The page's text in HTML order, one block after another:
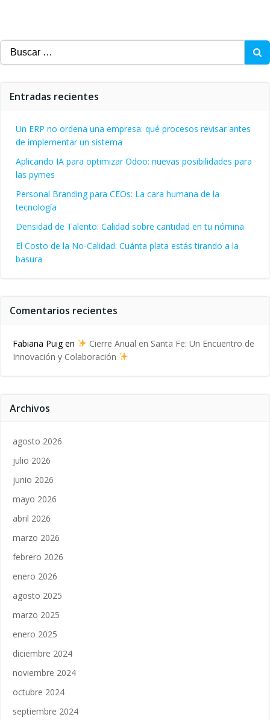
Buscar:
Entradas recientes
Un ERP no ordena una empresa: qué procesos revisar antes
de implementar un sistema
Aplicando IA para optimizar Odoo: nuevas posibilidades para
las pymes
Personal Branding para CEOs: La cara humana de la
tecnología
Densidad de Talento: Calidad sobre cantidad en tu nómina
El Costo de la No-Calidad: Cuánta plata estás tirando a la
basura
Comentarios recientes
Fabiana Puigen
Cierre Anual en Santa Fe: Un Encuentro de
Innovación y Colaboración
Archivos
agosto 2026
julio 2026
junio 2026
mayo 2026
abril 2026
marzo 2026
febrero 2026
enero 2026
agosto 2025
marzo 2025
enero 2025
diciembre 2024
noviembre 2024
octubre 2024
septiembre 2024